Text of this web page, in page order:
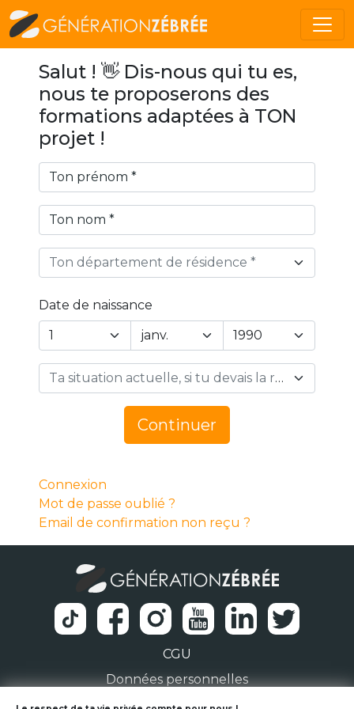
Salut ! 👋 Dis-nous qui tu es,
nous te proposerons des
formations adaptées à TON
projet !
Ton département de résidence *
Date de naissance
Year
Day
Ta situation actuelle, si tu devais la résumer en 1 mot… *
Continuer
Connexion
Mot de passe oublié ?
Email de confirmation non reçu ?
CGU
Données personnelles